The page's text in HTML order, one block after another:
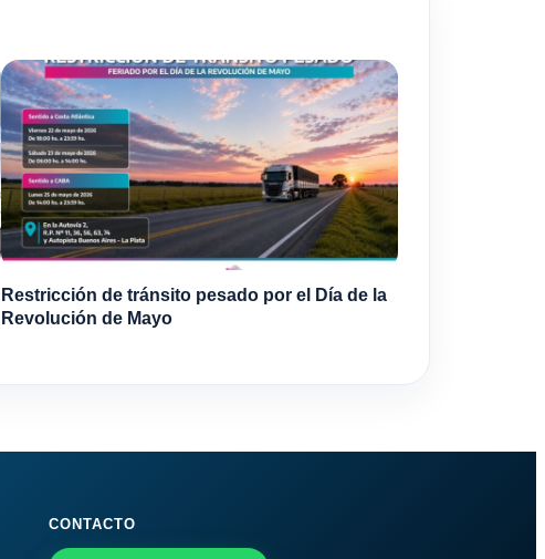
Restricción de tránsito pesado por el Día de la
Revolución de Mayo
CONTACTO